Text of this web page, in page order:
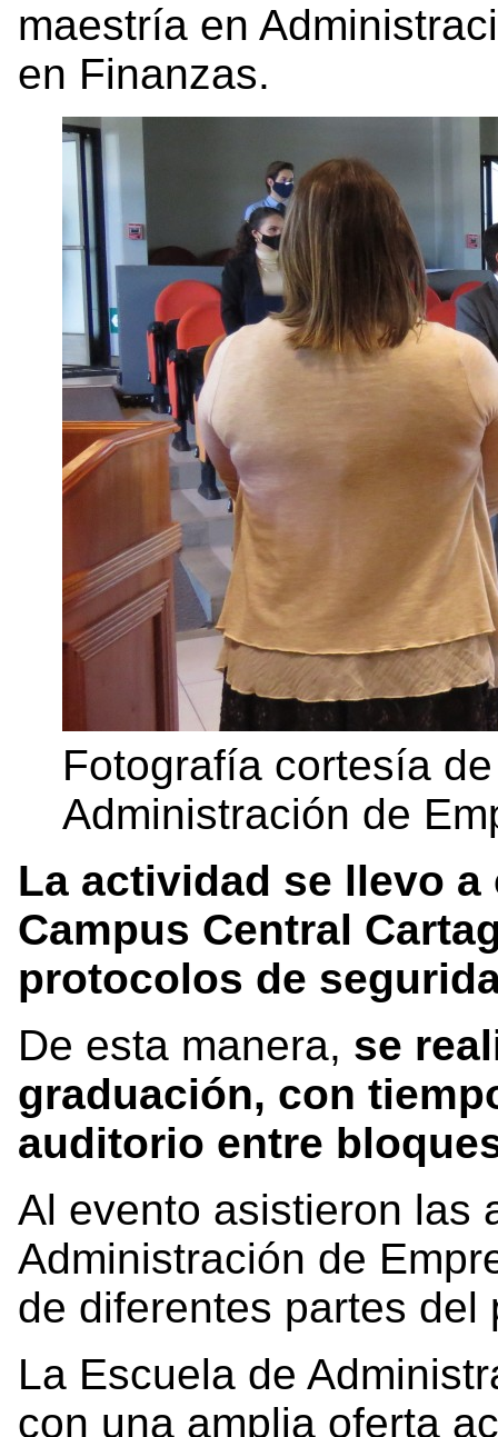
maestría en
en Finanzas.
Fotografía cortesía
Administración de
La actividad se llevo
Campus Central
protocolos de
De esta manera, se
graduación, con
auditorio entre
Al evento asistieron las
Administración de
de diferentes partes del
La Escuela de
con una amplia oferta